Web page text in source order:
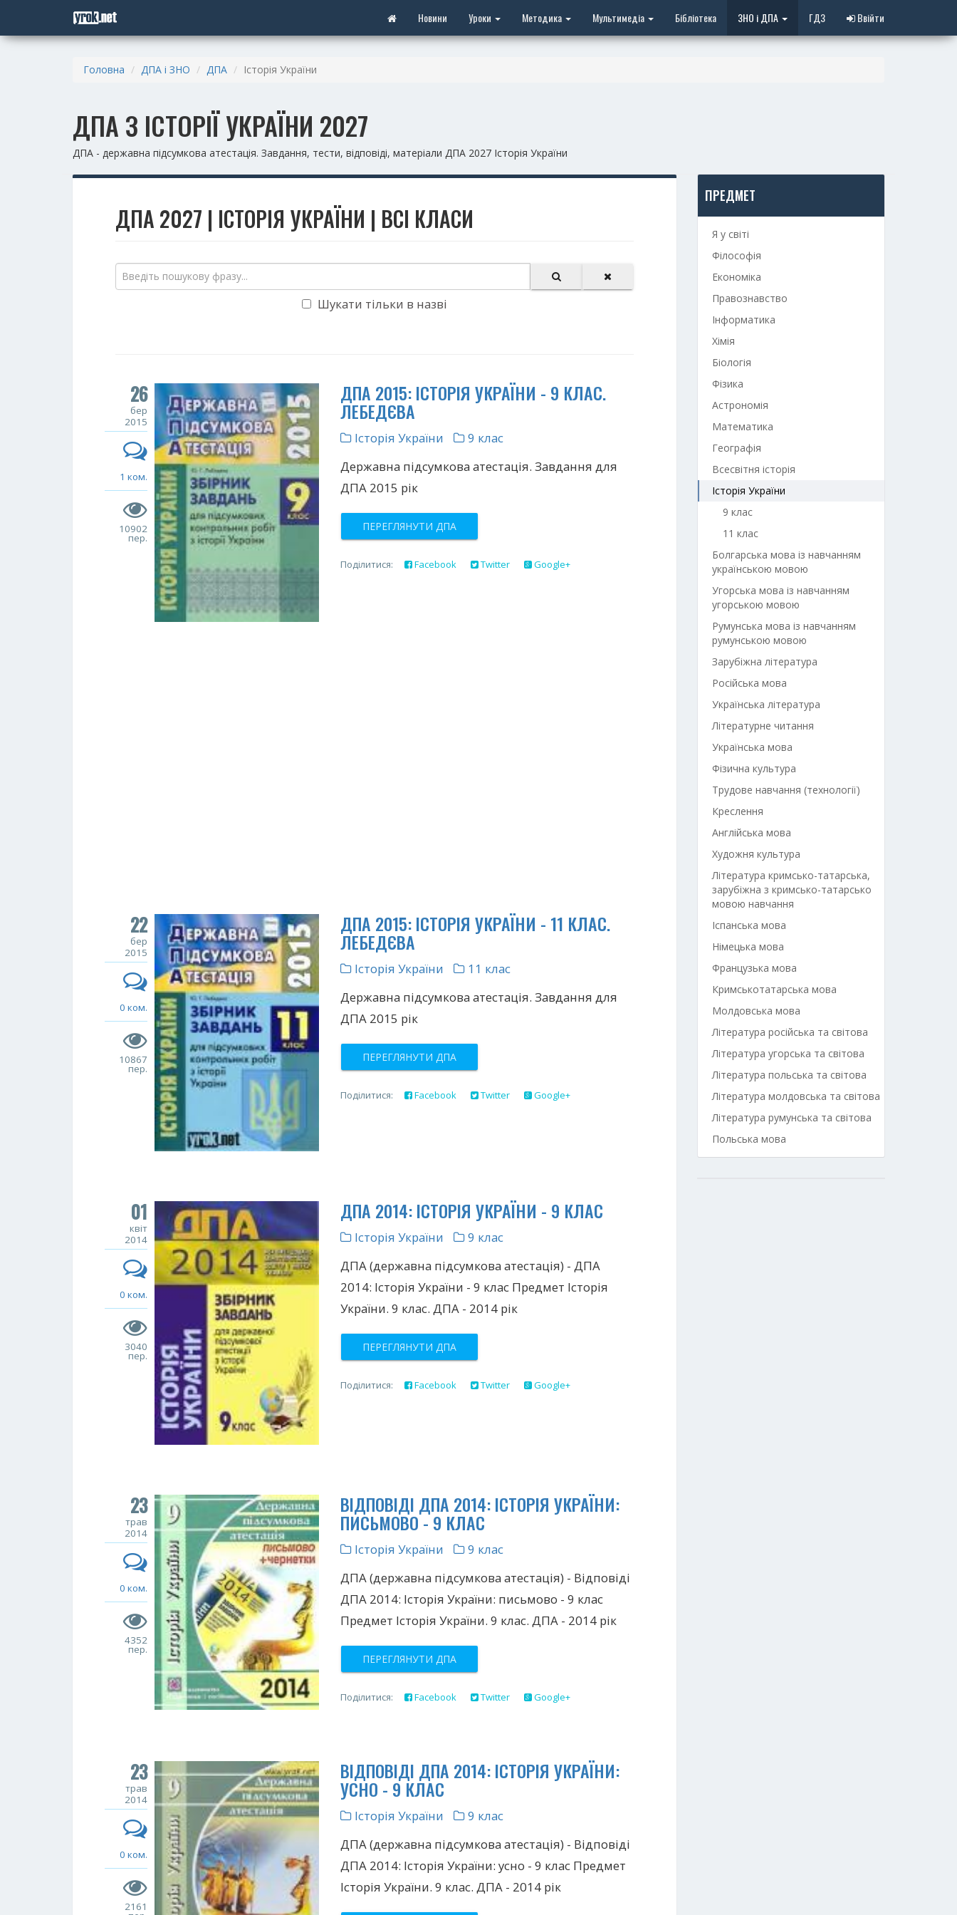
Новини Уроки Методика Мультимедіа Бібліотека ЗНО і ДПА ГДЗ Ввійти
Головна ДПА і ЗНО ДПА Історія України
ДПА З ІСТОРІЇ УКРАЇНИ 2027
ДПА - державна підсумкова атестація. Завдання, тести, відповіді, матеріали ДПА 2027 Історія України
ДПА 2027 | ІСТОРІЯ УКРАЇНИ | ВСІ КЛАСИ
Шукати тільки в назві
26
бер
2015
1 ком.
10902
пер.
ДПА 2015: ІСТОРІЯ УКРАЇНИ - 9 КЛАС.
ЛЕБЕДЄВА
Історія України
9 клас
Державна підсумкова атестація. Завдання для
ДПА 2015 рік
ПЕРЕГЛЯНУТИ ДПА
Поділитися: Facebook Twitter Google+
22
бер
2015
0 ком.
10867
пер.
ДПА 2015: ІСТОРІЯ УКРАЇНИ - 11 КЛАС.
ЛЕБЕДЄВА
Історія України
11 клас
Державна підсумкова атестація. Завдання для
ДПА 2015 рік
ПЕРЕГЛЯНУТИ ДПА
Поділитися: Facebook Twitter Google+
01
квіт
2014
0 ком.
3040
пер.
ДПА 2014: ІСТОРІЯ УКРАЇНИ - 9 КЛАС
Історія України
9 клас
ДПА (державна підсумкова атестація) - ДПА
2014: Історія України - 9 клас Предмет Історія
України. 9 клас. ДПА - 2014 рік
ПЕРЕГЛЯНУТИ ДПА
Поділитися: Facebook Twitter Google+
23
трав
2014
0 ком.
4352
пер.
ВІДПОВІДІ ДПА 2014: ІСТОРІЯ УКРАЇНИ:
ПИСЬМОВО - 9 КЛАС
Історія України
9 клас
ДПА (державна підсумкова атестація) - Відповіді
ДПА 2014: Історія України: письмово - 9 клас
Предмет Історія України. 9 клас. ДПА - 2014 рік
ПЕРЕГЛЯНУТИ ДПА
Поділитися: Facebook Twitter Google+
23
трав
2014
0 ком.
2161
ВІДПОВІДІ ДПА 2014: ІСТОРІЯ УКРАЇНИ:
УСНО - 9 КЛАС
Історія України
9 клас
ДПА (державна підсумкова атестація) - Відповіді
ДПА 2014: Історія України: усно - 9 клас Предмет
Історія України. 9 клас. ДПА - 2014 рік
ПРЕДМЕТ
Я у світі
Філософія
Економіка
Правознавство
Інформатика
Хімія
Біологія
Фізика
Астрономія
Математика
Географія
Всесвітня історія
Історія України
9 клас
11 клас
Болгарська мова із навчанням
українською мовою
Угорська мова із навчанням
угорською мовою
Румунська мова із навчанням
румунською мовою
Зарубіжна література
Російська мова
Українська література
Літературне читання
Українська мова
Фізична культура
Трудове навчання (технології)
Креслення
Англійська мова
Художня культура
Література кримсько-татарська,
зарубіжна з кримсько-татарсько
мовою навчання
Іспанська мова
Німецька мова
Французька мова
Кримськотатарська мова
Молдовська мова
Література російська та світова
Література угорська та світова
Література польська та світова
Література молдовська та світова
Література румунська та світова
Польська мова